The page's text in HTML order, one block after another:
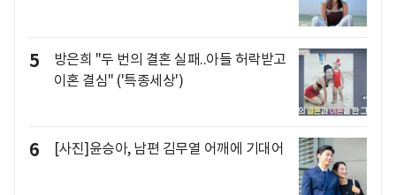
5
방은희 "두 번의 결혼 실패..아들 허락받고
이혼 결심" ('특종세상')
6 [사진]윤승아, 남편 김무열 어깨에 기대어